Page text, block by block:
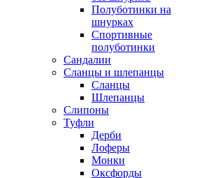
Полуботинки на
шнурках
Спортивные
полуботинки
Сандалии
Сланцы и шлепанцы
Сланцы
Шлепанцы
Слипоны
Туфли
Дерби
Лоферы
Монки
Оксфорды